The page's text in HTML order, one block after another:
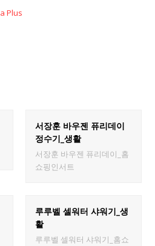
서장훈 바우젠 퓨리데이
정수기_생활
서장훈 바우젠 퓨리데이_홈
쇼핑인서트
루루벨 셀워터 샤워기_생
활
루루벨 셀워터 샤워기_홈쇼